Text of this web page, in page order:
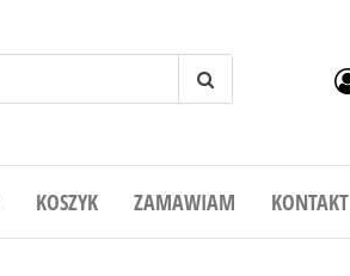
KOSZYK ZAMAWIAM KONTAKT